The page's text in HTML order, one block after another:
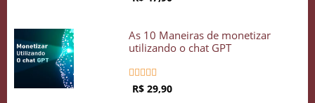
As 10 Maneiras de monetizar
utilizando o chat GPT
    
R$ 29,90